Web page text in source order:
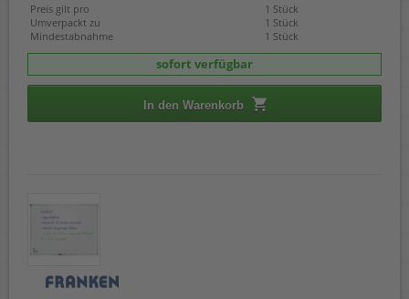
Preis gilt pro
1 Stück
Umverpackt zu
1 Stück
Mindestabnahme
1 Stück
sofort verfügbar
In den Warenkorb